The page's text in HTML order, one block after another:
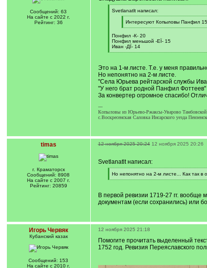
Сообщений: 63
На сайте с 2022 г.
Рейтинг: 36
[Svetlanatlt написал:
[
q
Интересуют Копыловы Панфил
[
q
]
Понфил -К- 20
Понфил меньшой -ЕЇ- 15
Иван -ДЇ- 14
[
]
Это на 1-м листе. Т.е. у меня
Но непонятно на 2-м листе.
"Села Юрьева рейтарской службы
"У него брат родной Панфил
За конвертер огромное спасибо!
---
Копыловы из Юрьево-Ржаксы-Уварово Тамбовской
с.Воскресенская Саловка Инсарского уезда
timas
г. Краматорск
Сообщений: 8908
На сайте с 2007 г.
Рейтинг: 20859
12 ноября 2025 20:24 12 ноября 2025 20:26
Svetlanatlt написал:
[
q
Но непонятно на 2-м листе... Как так
[
]
В первой ревизии 1719-27 гг. вообще
документам (если сохранились) или
Игорь Червяк
Кубанский казак
Сообщений: 153
На сайте с 2010 г.
12 ноября 2025 21:18
Помогите прочитать выделенный
1752 год. Ревизия Переяславского